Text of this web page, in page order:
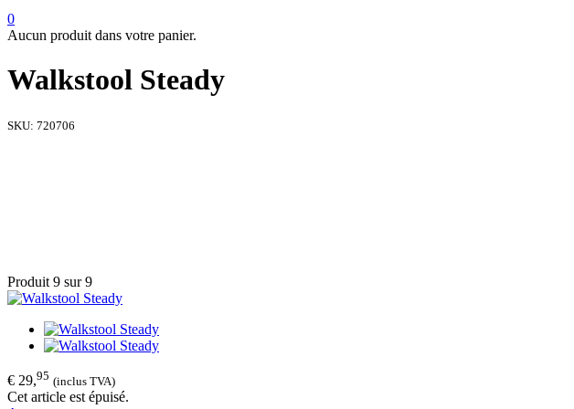
0
Aucun produit dans votre panier.
Walkstool Steady
SKU: 720706
Produit 9 sur 9
€ 29,95 (inclus TVA)
Cet article est épuisé.